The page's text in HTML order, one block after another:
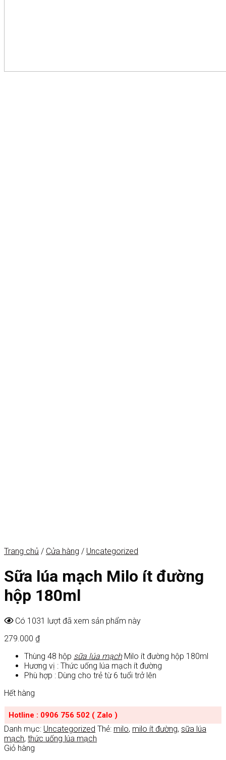
Trang chủ / Cửa hàng / Uncategorized
Sữa lúa mạch Milo ít đường
hộp 180ml
Có 1031 lượt đã xem sản phẩm này
279.000 ₫
Thùng 48 hộp sữa lúa mạchMilo ít đường hộp 180ml
Hương vị : Thức uống lúa mạch ít đường
Phù hợp : Dùng cho trẻ từ 6 tuổi trở lên
Hết hàng
Hotline : 0906 756 502 ( Zalo )
Danh mục: Uncategorized Thẻ: milo, milo ít đường, sữa lúa
mạch, thức uống lúa mạch
Giỏ hàng